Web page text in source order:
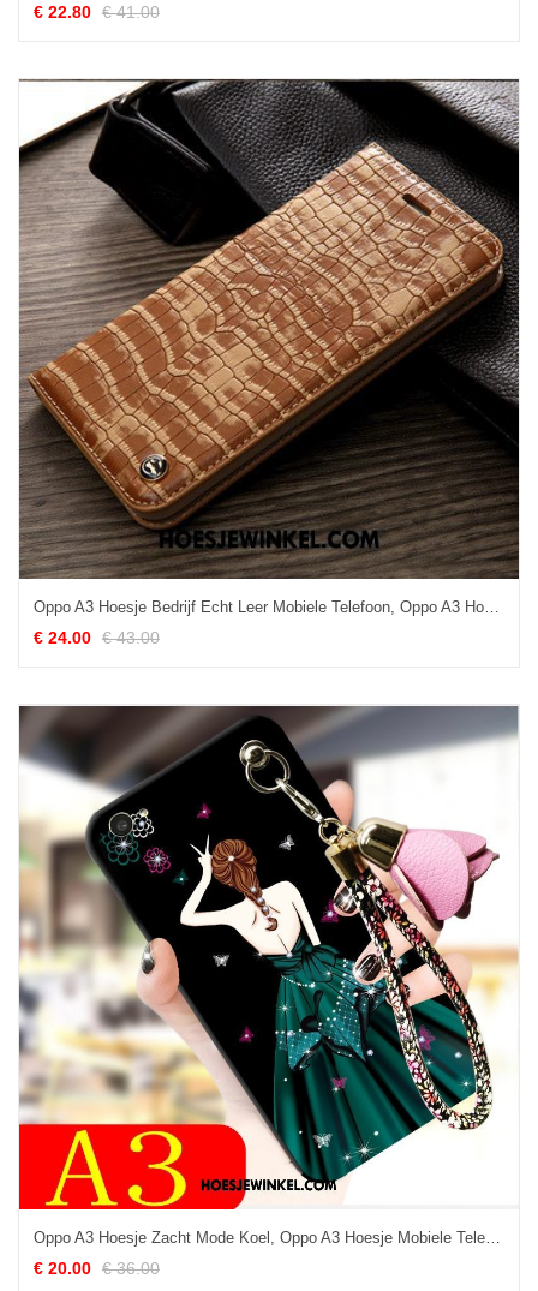
€ 22.80 € 41.00
€ 24.00 € 43.00
Oppo A3 Hoesje Zacht Mode Koel, Oppo A3 Hoesje Mobiele Telefoon Zwart
€ 20.00 € 36.00